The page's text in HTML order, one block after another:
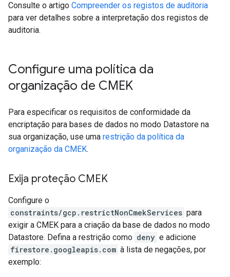
Consulte o artigo Compreender os registos de auditoria
para ver detalhes sobre a interpretação dos registos de
auditoria.
Configure uma política da
organização de CMEK
Para especificar os requisitos de conformidade da
encriptação para bases de dados no modo Datastore na
sua organização, use uma restrição da política da
organização da CMEK.
Exija proteção CMEK
Configure o
constraints/gcp.restrictNonCmekServices para
exigir a CMEK para a criação da base de dados no modo
Datastore. Defina a restrição como deny e adicione
firestore.googleapis.com à lista de negações, por
exemplo: